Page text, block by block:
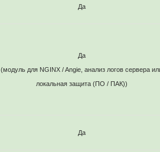
Да
Да
(модуль для NGINX / Angie, анализ логов сервера
локальная защита (ПО / ПАК))
Да